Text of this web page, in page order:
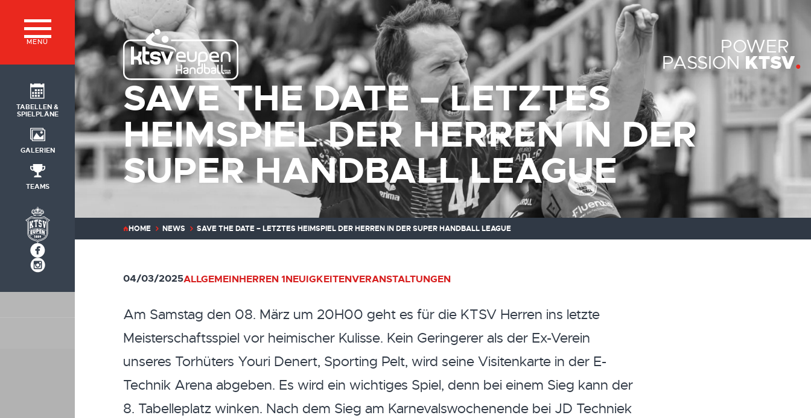
MENÜ
TABELLEN &
SPIELPLÄNE
GALERIEN
TEAMS
POWER
PASSIONKTSV
SAVE THE DATE – LETZTES
HEIMSPIEL DER HERREN IN DER
SUPER HANDBALL LEAGUE
HOME NEWS SAVE THE DATE – LETZTES HEIMSPIEL DER HERREN IN DER SUPER HANDBALL LEAGUE
04/03/2025ALLGEMEINHERREN 1NEUIGKEITENVERANSTALTUNGEN
Am Samstag den 08. März um 20H00 geht es für die KTSV Herren ins letzte
Meisterschaftsspiel vor heimischer Kulisse. Kein Geringerer als der Ex-Verein
unseres Torhüters Youri Denert, Sporting Pelt, wird seine Visitenkarte in der E-
Technik Arena abgeben. Es wird ein wichtiges Spiel, denn bei einem Sieg kann der
8. Tabelleplatz winken. Nach dem Sieg am Karnevalswochenende bei JD Techniek